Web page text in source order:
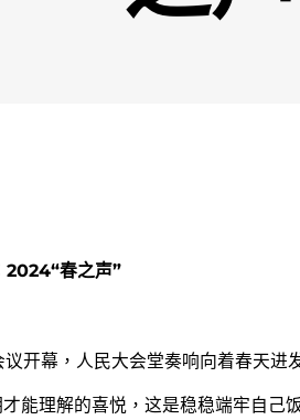
2024“春之声”
开幕，人民大会堂奏响向着春天进
能理解的喜悦，这是稳稳端牢自己